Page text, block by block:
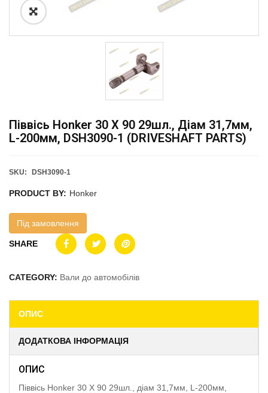
Піввісь Honker 30 X 90 29шл., Діам 31,7мм,
L-200мм, DSH3090-1 (DRIVESHAFT PARTS)
SKU: DSH3090-1
PRODUCT BY: Honker
Під замовлення
SHARE
CATEGORY: Вали до автомобілів
ОПИС
ДОДАТКОВА ІНФОРМАЦІЯ
ОПИС
Піввісь Honker 30 X 90 29шл., діам 31,7мм, L-200мм,